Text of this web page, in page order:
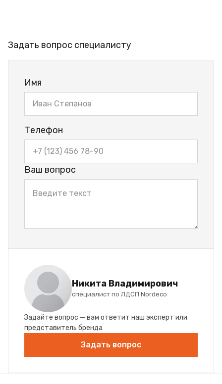
Задать вопрос специалисту
Имя
Телефон
Ваш вопрос
Никита Владимирович
специалист по ЛДСП Nordeco
Задайте вопрос — вам ответит наш эксперт или
представитель бренда
Задать вопрос